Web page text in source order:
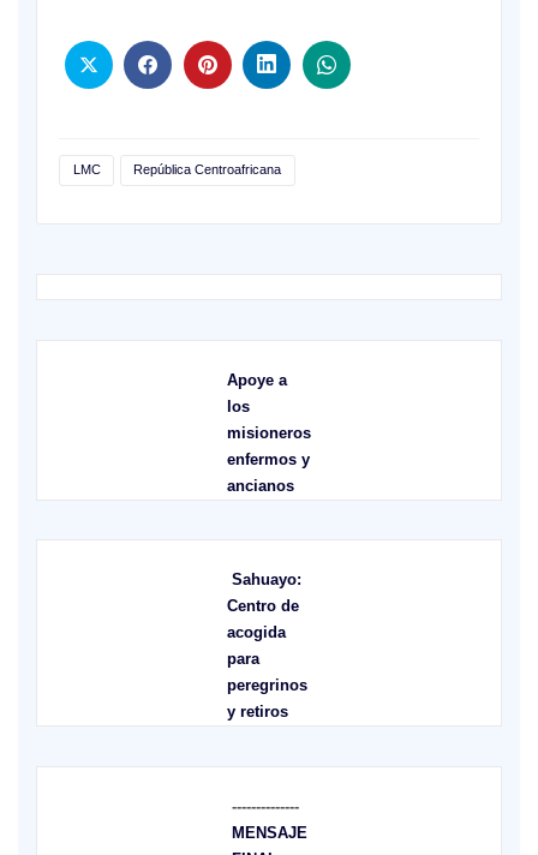
LMC República Centroafricana
Apoye a
los
misioneros
enfermos y
ancianos
Sahuayo:
Centro de
acogida
para
peregrinos
y retiros
--------------
MENSAJE